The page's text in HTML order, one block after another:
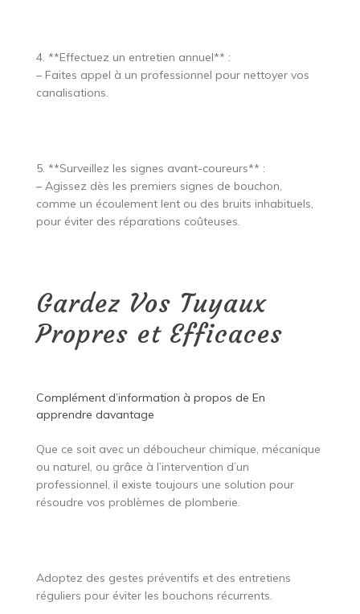
4. **Effectuez un entretien annuel** :
– Faites appel à un professionnel pour nettoyer vos
canalisations.
5. **Surveillez les signes avant-coureurs** :
– Agissez dès les premiers signes de bouchon,
comme un écoulement lent ou des bruits inhabituels,
pour éviter des réparations coûteuses.
Gardez Vos Tuyaux
Propres et Efficaces
Complément d’information à propos de En
apprendre davantage
Que ce soit avec un déboucheur chimique, mécanique
ou naturel, ou grâce à l’intervention d’un
professionnel, il existe toujours une solution pour
résoudre vos problèmes de plomberie.
Adoptez des gestes préventifs et des entretiens
réguliers pour éviter les bouchons récurrents.